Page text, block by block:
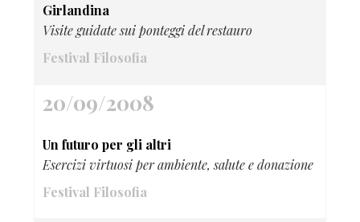
Girlandina
Visite guidate sui ponteggi del restauro
Festival Filosofia
20/09/2008
Un futuro per gli altri
Esercizi virtuosi per ambiente, salute e donazione
Festival Filosofia